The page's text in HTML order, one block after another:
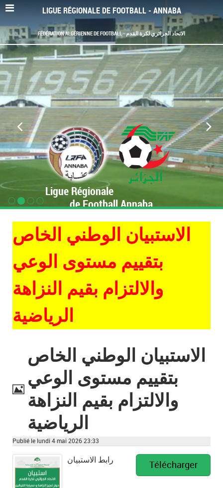
LIGUE RÉGIONALE DE FOOTBALL - ANNABA
FÉDÉRATION ALGÉRIENNE DE FOOTBALL - الاتحاد الجزائري لكرة القدم
Ligue Régionale
de Football Annaba
الاستبيان الوطني الخاص
بتقييم مستوى الوعي
والالتزام بقيم النزاهة
الرياضية
Image
الاستبيان الوطني الخاص
بتقييم مستوى الوعي
والالتزام بقيم النزاهة
الرياضية
Publié le lundi 4 mai 2026 23:33
Télécharger رابط الاستبيان